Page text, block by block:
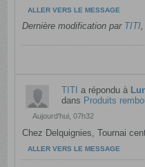
ALLER VERS LE MESSAGE
Dernière modification par TITI
TITI a répondu à
dans Produits
Aujourd'hui, 07h32
Chez Delquignies, Tournai
ALLER VERS LE MESSAGE